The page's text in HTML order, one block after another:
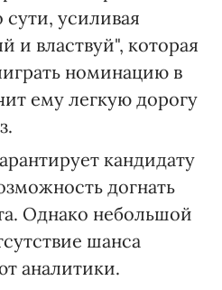
усиливая
и властвуй", которая
номинацию в
ему легкую дорогу
кандидату
догнать
Однако небольшой
шанса
аналитики.